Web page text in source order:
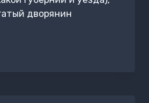
дворянин